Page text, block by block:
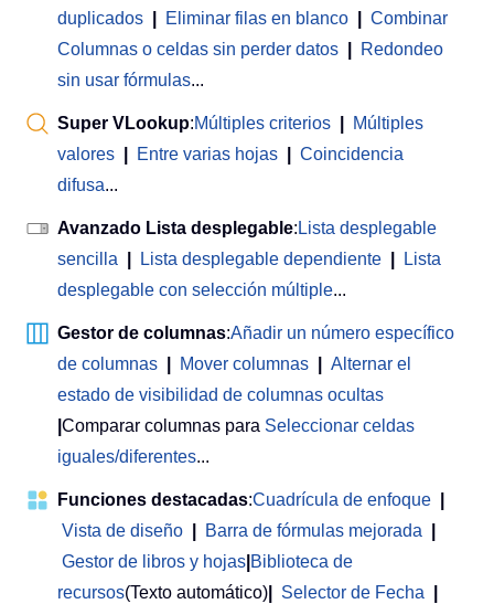
duplicados
Eliminar filas en blanco
Combinar
Columnas o celdas sin perder datos
Redondeo
sin usar fórmulas...
Super VLookup:Múltiples criterios
Múltiples
valores
Entre varias hojas
Coincidencia
difusa...
Avanzado Lista desplegable: Lista desplegable
sencilla
Lista desplegable dependiente
Lista
desplegable con selección múltiple...
Gestor de columnas:Añadir un número específico
de columnas
Mover columnas
Alternar el
estado de visibilidad de columnas ocultas
Comparar columnas para Seleccionar celdas
iguales/diferentes...
Funciones destacadas:Cuadrícula de enfoque
Vista de diseño
Barra de fórmulas mejorada
Gestor de libros y hojas Biblioteca de
recursos(Texto automático) Selector de Fecha